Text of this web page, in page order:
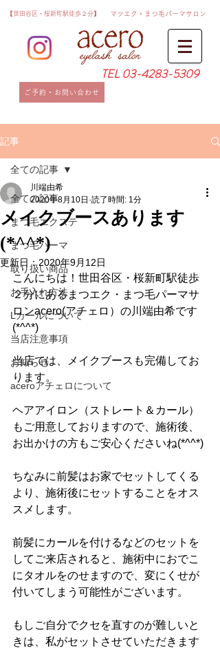
​【世田谷区・桜新町駅徒歩２分】
TEL 03-4283-5309
​マツエク・まつ毛パーマサロン
ご予約・お問い合わせ
記事
全ての記事
まつ毛エクステ
まつ毛パーマ
取り扱い商品
お手入れ方法
Lカールについて
当店注意事項
お知らせ
aceroアチェロについて
全ての記事
メイクブースあります
(*^^*)
川端由希
2020年8月10日 読了時間: 1分
更新日：2020年9月12日
こんにちは！世田谷区・桜新町駅徒歩
２分にあるまつエク・まつ毛パーマサ
ロンacero(アチェロ）の川端由希です
(*^^*)
当店では、メイクブースも完備してお
ります。
ヘアアイロン（ストレート＆カール）
もご用意しておりますので、施術後、
お出かけの方もご安心くださいね(*^^*)
ちなみに前髪はお家でセットしてくる
より、施術後にセットすることをオス
スメします。
前髪にカールを付けるなどのセットを
してご来店されると、施術中におでこ
にタオルをのせますので、変にくせが
付いてしまう可能性がございます。
もしご自分でクセを直すのが難しいと
きは、私がセットさせていただきます